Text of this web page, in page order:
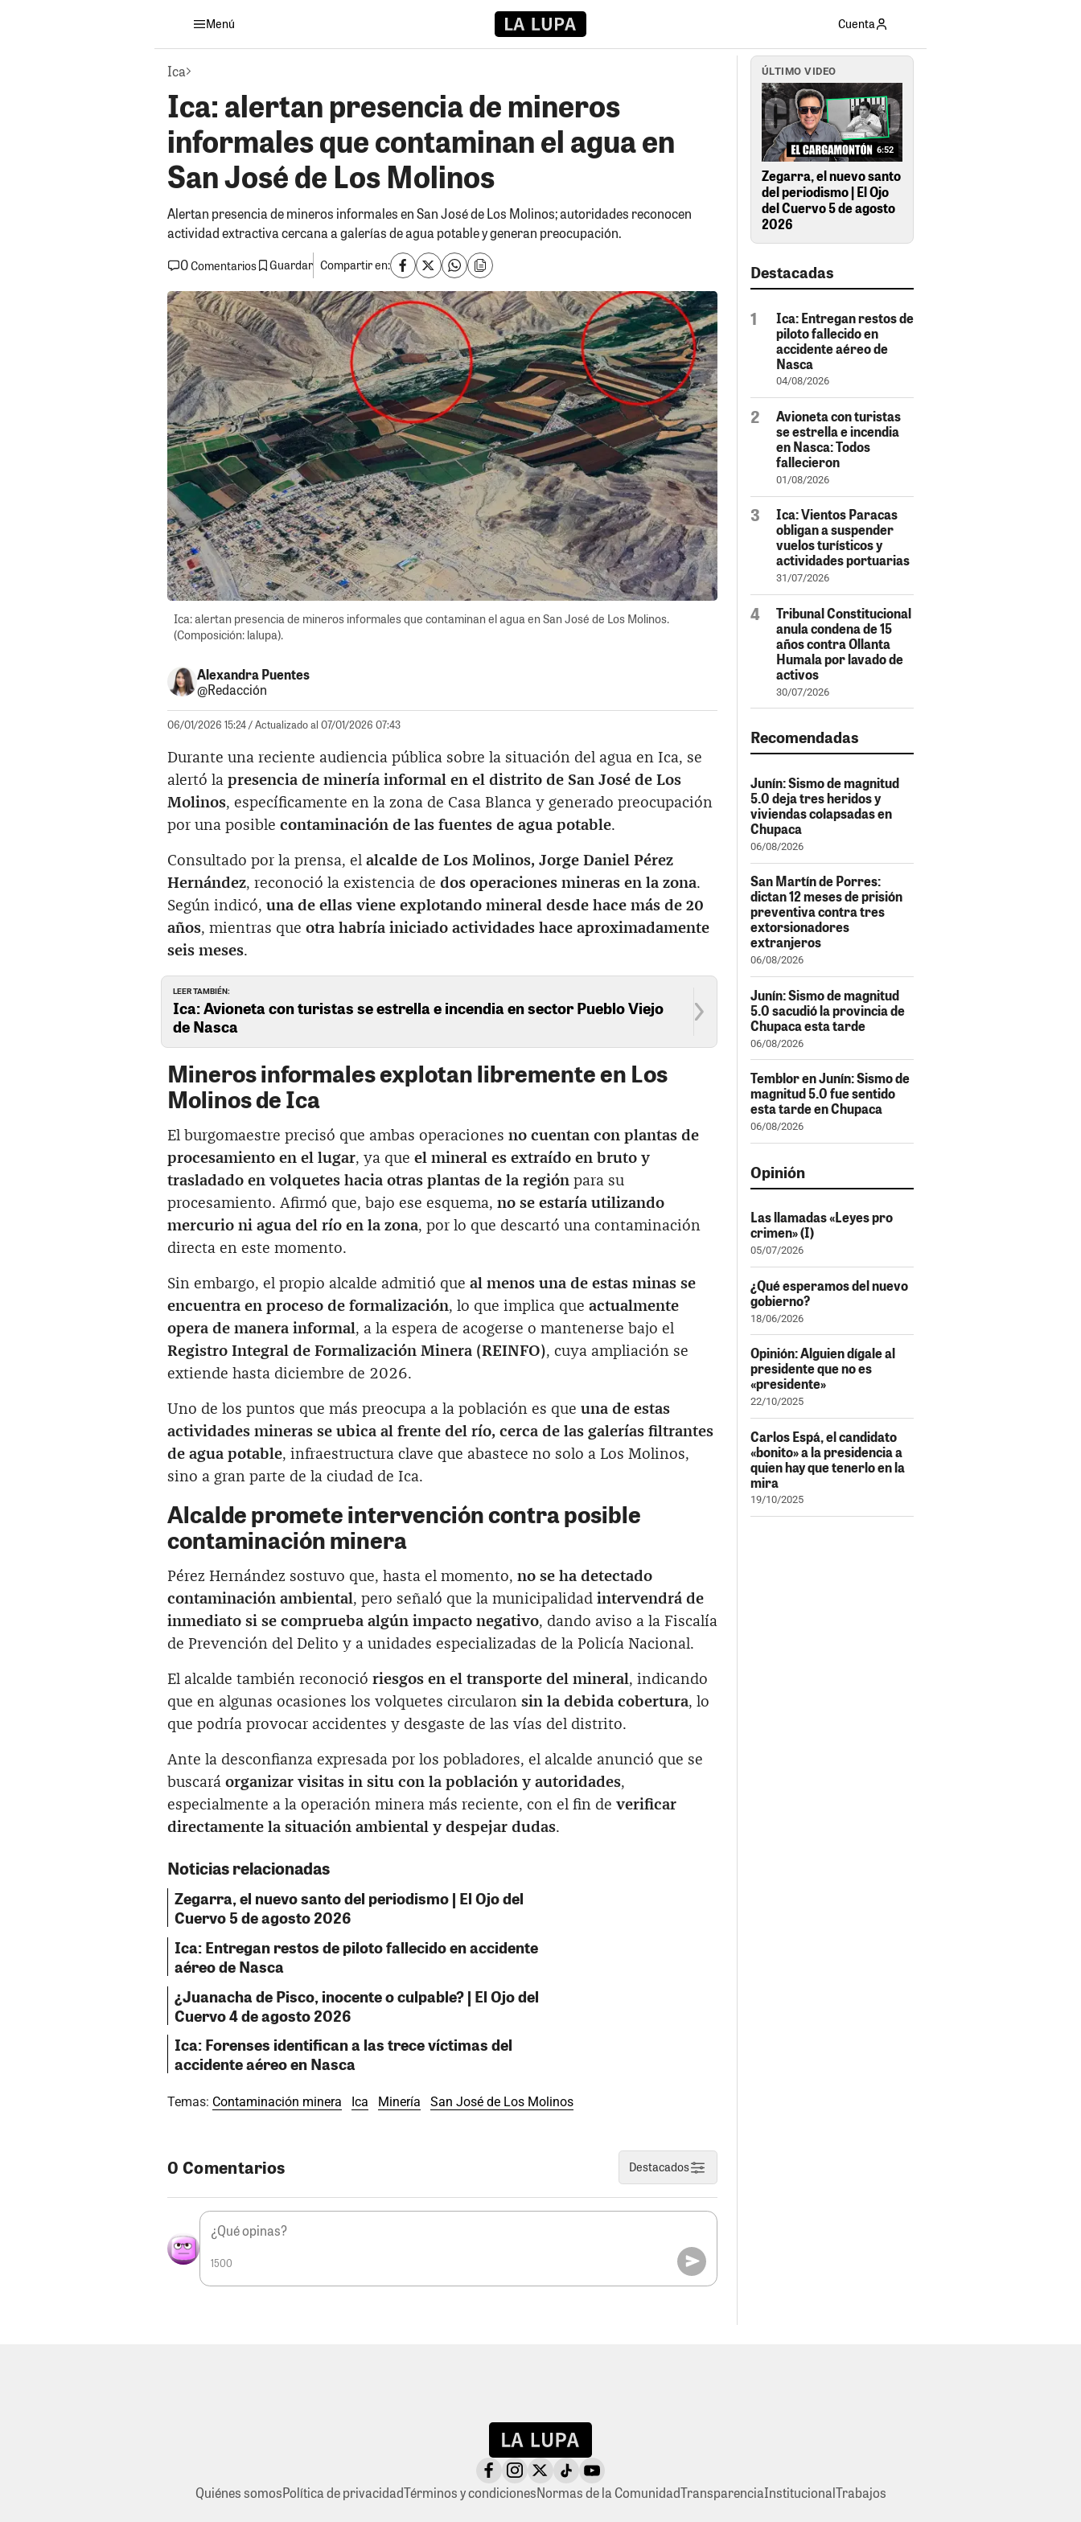
Menú Cuenta
Ica
Ica: alertan presencia de mineros
informales que contaminan el agua en
San José de Los Molinos
Alertan presencia de mineros informales en San José de Los Molinos; autoridades reconocen
actividad extractiva cercana a galerías de agua potable y generan preocupación.
0Comentarios Guardar Compartir en:
Ica: alertan presencia de mineros informales que contaminan el agua en San José de Los Molinos.
(Composición: lalupa).
Alexandra Puentes
@Redacción
06/01/2026 15:24/ Actualizado al 07/01/2026 07:43
Durante una reciente audiencia pública sobre la situación del agua en Ica, se
alertó la presencia de minería informal en el distrito de San José de Los
Molinos, específicamente en la zona de Casa Blanca y generado preocupación
por una posible contaminación de las fuentes de agua potable.
Consultado por la prensa, el alcalde de Los Molinos, Jorge Daniel Pérez
Hernández, reconoció la existencia de dos operaciones mineras en la zona.
Según indicó, una de ellas viene explotando mineral desde hace más de 20
años, mientras que otra habría iniciado actividades hace aproximadamente
seis meses.
LEER TAMBIÉN:
Ica: Avioneta con turistas se estrella e incendia en sector Pueblo Viejo
de Nasca
Mineros informales explotan libremente en Los
Molinos de Ica
El burgomaestre precisó que ambas operaciones no cuentan con plantas de
procesamiento en el lugar, ya que el mineral es extraído en bruto y
trasladado en volquetes hacia otras plantas de la región para su
procesamiento. Afirmó que, bajo ese esquema, no se estaría utilizando
mercurio ni agua del río en la zona, por lo que descartó una contaminación
directa en este momento.
Sin embargo, el propio alcalde admitió que al menos una de estas minas se
encuentra en proceso de formalización, lo que implica que actualmente
opera de manera informal, a la espera de acogerse o mantenerse bajo el
Registro Integral de Formalización Minera (REINFO), cuya ampliación se
extiende hasta diciembre de 2026.
Uno de los puntos que más preocupa a la población es que una de estas
actividades mineras se ubica al frente del río, cerca de las galerías filtrantes
de agua potable, infraestructura clave que abastece no solo a Los Molinos,
sino a gran parte de la ciudad de Ica.
Alcalde promete intervención contra posible
contaminación minera
Pérez Hernández sostuvo que, hasta el momento, no se ha detectado
contaminación ambiental, pero señaló que la municipalidad intervendrá de
inmediato si se comprueba algún impacto negativo, dando aviso a la Fiscalía
de Prevención del Delito y a unidades especializadas de la Policía Nacional.
El alcalde también reconoció riesgos en el transporte del mineral, indicando
que en algunas ocasiones los volquetes circularon sin la debida cobertura, lo
que podría provocar accidentes y desgaste de las vías del distrito.
Ante la desconfianza expresada por los pobladores, el alcalde anunció que se
buscará organizar visitas in situ con la población y autoridades,
especialmente a la operación minera más reciente, con el fin de verificar
directamente la situación ambiental y despejar dudas.
Noticias relacionadas
Zegarra, el nuevo santo del periodismo | El Ojo del
Cuervo 5 de agosto 2026
Ica: Entregan restos de piloto fallecido en accidente
aéreo de Nasca
¿Juanacha de Pisco, inocente o culpable? | El Ojo del
Cuervo 4 de agosto 2026
Ica: Forenses identifican a las trece víctimas del
accidente aéreo en Nasca
Temas: Contaminación minera Ica Minería San José de Los Molinos
0 Comentarios Destacados
1500
ÚLTIMO VIDEO
6:52
Zegarra, el nuevo santo
del periodismo | El Ojo
del Cuervo 5 de agosto
2026
Destacadas
Ica: Entregan restos de
piloto fallecido en
accidente aéreo de
Nasca
04/08/2026
Avioneta con turistas
se estrella e incendia
en Nasca: Todos
fallecieron
01/08/2026
Ica: Vientos Paracas
obligan a suspender
vuelos turísticos y
actividades portuarias
31/07/2026
Tribunal Constitucional
anula condena de 15
años contra Ollanta
Humala por lavado de
activos
30/07/2026
Recomendadas
Junín: Sismo de magnitud
5.0 deja tres heridos y
viviendas colapsadas en
Chupaca
06/08/2026
San Martín de Porres:
dictan 12 meses de prisión
preventiva contra tres
extorsionadores
extranjeros
06/08/2026
Junín: Sismo de magnitud
5.0 sacudió la provincia de
Chupaca esta tarde
06/08/2026
Temblor en Junín: Sismo de
magnitud 5.0 fue sentido
esta tarde en Chupaca
06/08/2026
Opinión
Las llamadas «Leyes pro
crimen» (I)
05/07/2026
¿Qué esperamos del nuevo
gobierno?
18/06/2026
Opinión: Alguien dígale al
presidente que no es
«presidente»
22/10/2025
Carlos Espá, el candidato
«bonito» a la presidencia a
quien hay que tenerlo en la
mira
19/10/2025
Quiénes somosPolítica de privacidadTérminos y condicionesNormas de la ComunidadTransparenciaInstitucionalTrabajos